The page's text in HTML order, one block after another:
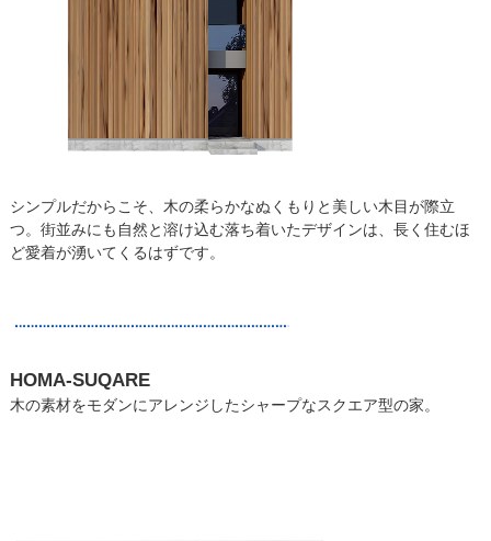
シンプルだからこそ、木の柔らかなぬくもりと美しい木目が際立
つ。街並みにも自然と溶け込む落ち着いたデザインは、長く住むほ
ど愛着が湧いてくるはずです。
HOMA-SUQARE
木の素材をモダンにアレンジしたシャープなスクエア型の家。